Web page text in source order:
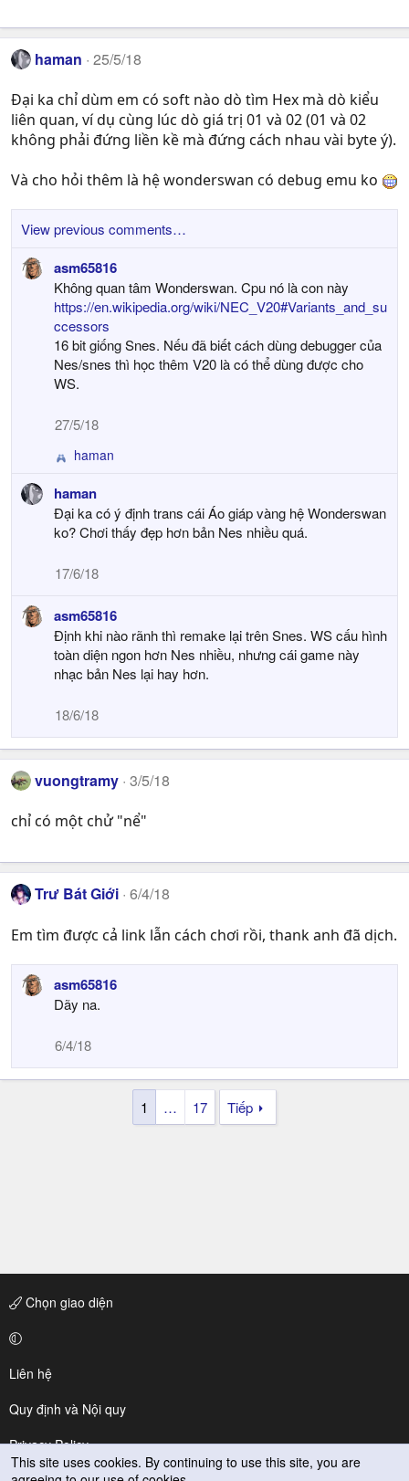
haman 25/5/18
Đại ka chỉ dùm em có soft nào dò tìm Hex mà dò kiểu
liên quan, ví dụ cùng lúc dò giá trị 01 và 02 (01 và 02
không phải đứng liền kề mà đứng cách nhau vài byte ý).
Và cho hỏi thêm là hệ wonderswan có debug emu ko
View previous comments…
asm65816
Không quan tâm Wonderswan. Cpu nó là con này
https://en.wikipedia.org/wiki/NEC_V20#Variants_and_su
ccessors
16 bit giống Snes. Nếu đã biết cách dùng debugger của
Nes/snes thì học thêm V20 là có thể dùng được cho
WS.
27/5/18
R
a
c
t
o
n
:
haman
haman
Đại ka có ý định trans cái Áo giáp vàng hệ Wonderswan
ko? Chơi thấy đẹp hơn bản Nes nhiều quá.
17/6/18
asm65816
Định khi nào rãnh thì remake lại trên Snes. WS cấu hình
toàn diện ngon hơn Nes nhiều, nhưng cái game này
nhạc bản Nes lại hay hơn.
18/6/18
vuongtramy 3/5/18
chỉ có một chử "nể"
Trư Bát Giới 6/4/18
Em tìm được cả link lẫn cách chơi rồi, thank anh đã dịch.
asm65816
Dãy na.
6/4/18
1 … 17 Tiếp
Chọn giao diện
Liên hệ
Quy định và Nội quy
Privacy Policy
This site uses cookies. By continuing to use this site, you are